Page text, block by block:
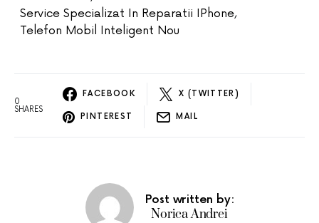
Service Specializat In Reparatii IPhone,
Telefon Mobil Inteligent Nou
0
SHARES
FACEBOOK X (TWITTER)
PINTEREST MAIL
Post written by:
Norica Andrei